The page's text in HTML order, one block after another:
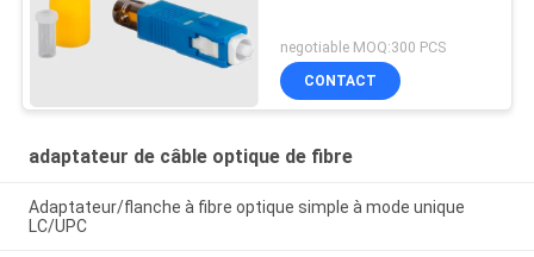
negotiable MOQ:300 PCS
CONTACT
adaptateur de câble optique de fibre
Adaptateur/flanche à fibre optique simple à mode unique
LC/UPC